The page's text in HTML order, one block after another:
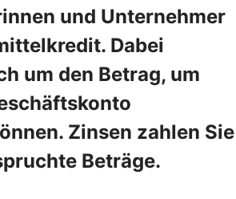
und Unternehmer
Dabei
um den Betrag, um
Zinsen zahlen Sie
Beträge.